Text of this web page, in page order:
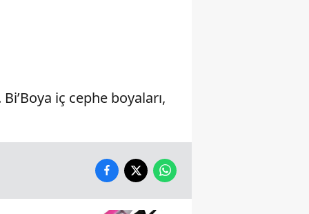
iç cephe boyaları,